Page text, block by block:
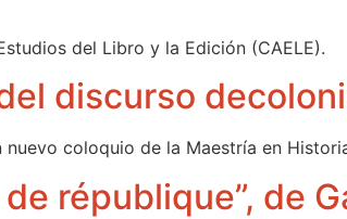
del Libro y la Edición (CAELE).
discurso
coloquio de la Maestría en
république”, de